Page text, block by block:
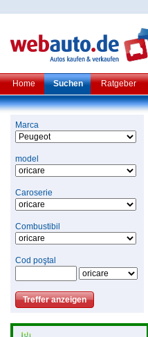
Home Suchen Ratgeber
Marca
model
Caroserie
Combustibil
Cod poştal